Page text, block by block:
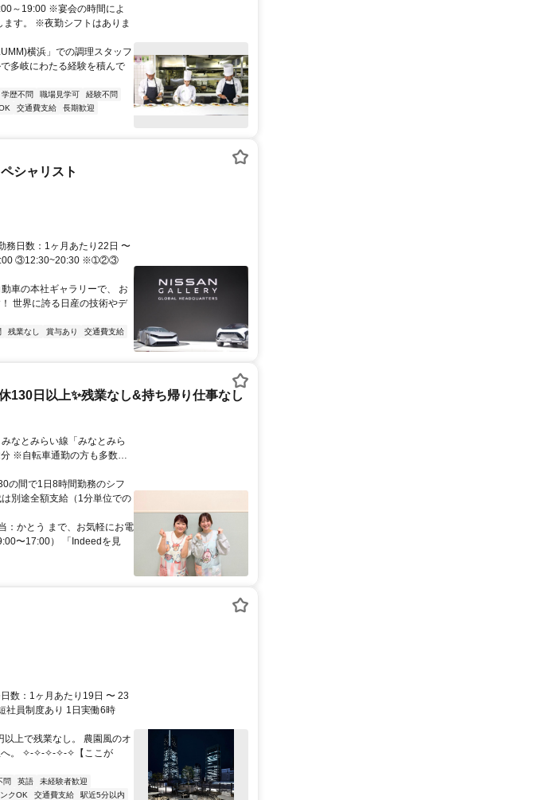
～19:00 ※宴会の時間によ
ます。 ※夜勤シフトはありま
横浜」での調理スタッフ
多岐にわたる経験を積んで
学歴不問 職場見学可
経験不問
交通費支給
長期歓迎
シャリスト
務日数：1ヶ月あたり22日 〜
③12:30~20:30 ※➀②③
車の本社ギャラリーで、 お
世界に誇る日産の技術やデ
残業なし 賞与あり
交通費支給
130日以上✨残業なし&持ち帰り仕事なし
※自転車通勤の方も多数い
の間で1日8時間勤務のシフ
別途全額支給（1分単位での
：かとう まで、お気軽にお電
〜17:00） 「Indeedを見
数：1ヶ月あたり19日 〜 23
社員制度あり 1日実働6時
上で残業なし。 農園風のオ
へ。 ✧-✧-✧-✧-✧【ここが
問 英語
未経験者歓迎
クOK 交通費支給
駅近5分以内